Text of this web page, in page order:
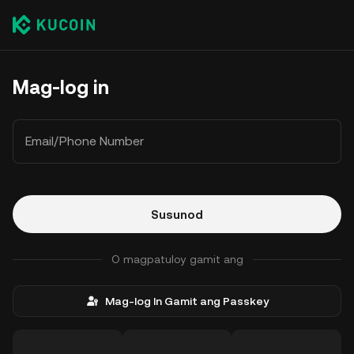
Mag-log in
Email/Phone Number
Susunod
O magpatuloy gamit ang
Mag-log In Gamit ang Passkey